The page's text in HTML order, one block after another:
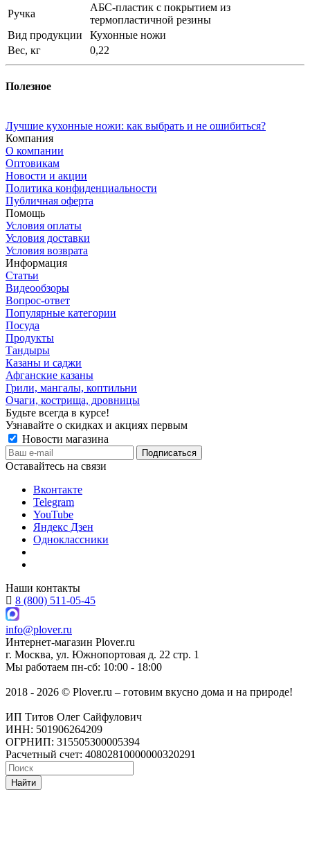
Ручка
АБС-пластик с покрытием из
термопластичной резины
Вид продукции
Кухонные ножи
Вес, кг
0,22
Полезное
Лучшие кухонные ножи: как выбрать и не ошибиться?
Компания
О компании
Оптовикам
Новости и акции
Политика конфиденциальности
Публичная оферта
Помощь
Условия оплаты
Условия доставки
Условия возврата
Информация
Статьи
Видеообзоры
Вопрос-ответ
Популярные категории
Посуда
Продукты
Тандыры
Казаны и саджи
Афганские казаны
Грили, мангалы, коптильни
Очаги, кострища, дровницы
Будьте всегда в курсе!
Узнавайте о скидках и акциях первым
Новости магазина
Оставайтесь на связи
Вконтакте
Telegram
YouTube
Яндекс Дзен
Одноклассники
Наши контакты
8 (800) 511-05-45
info@plover.ru
Интернет-магазин Plover.ru
г. Москва, ул. Южнопортовая д. 22 стр. 1
Мы работаем пн-сб: 10:00 - 18:00
2018 - 2026 © Plover.ru – готовим вкусно дома и на природе!
ИП Титов Олег Сайфулович
ИНН: 501906264209
ОГРНИП: 315505300005394
Расчетный счет: 40802810000000320291
Найти